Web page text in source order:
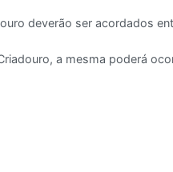
deverão ser acordados
a mesma poderá